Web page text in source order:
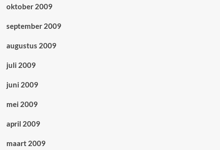
oktober 2009
september 2009
augustus 2009
juli 2009
juni 2009
mei 2009
april 2009
maart 2009